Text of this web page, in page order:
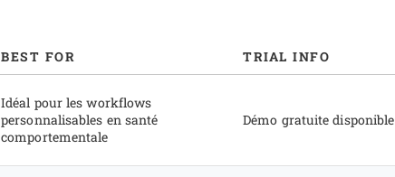
BEST FOR TRIAL INFO
Idéal pour les workflows
personnalisables en santé
comportementale
Démo gratuite disponible